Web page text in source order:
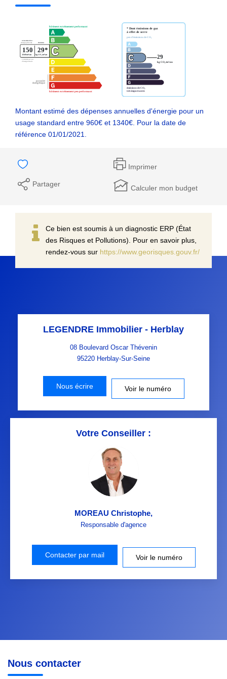
Montant estimé des dépenses annuelles d'énergie pour un
usage standard entre 960€ et 1340€. Pour la date de
référence 01/01/2021.
Imprimer
Partager Calculer mon budget
Ce bien est soumis à un diagnostic ERP (État
des Risques et Pollutions). Pour en savoir plus,
rendez-vous sur https://www.georisques.gouv.fr/
LEGENDRE Immobilier - Herblay
08 Boulevard Oscar Thévenin
95220 Herblay-Sur-Seine
Nous écrire Voir le numéro
Votre Conseiller :
MOREAU Christophe,
Responsable d'agence
Contacter par mail Voir le numéro
Nous contacter